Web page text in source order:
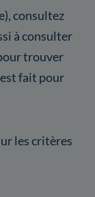
consultez
à consulter
trouver
fait pour
les critères